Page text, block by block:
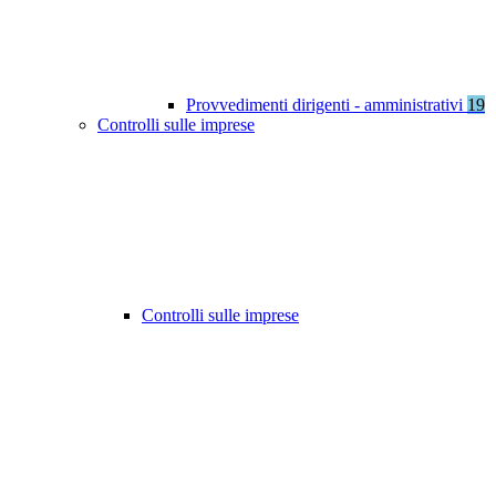
Provvedimenti dirigenti - amministrativi 19
Controlli sulle imprese
Controlli sulle imprese